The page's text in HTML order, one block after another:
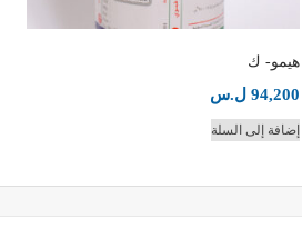
هيمو- ك
94,200 ل.س
إضافة إلى السلة